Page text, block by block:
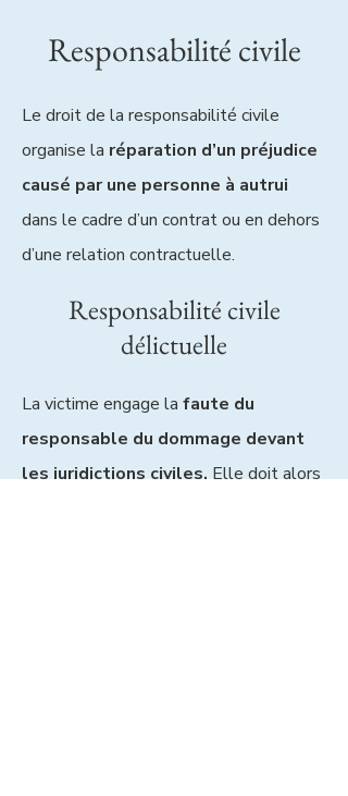
Responsabilité civile
Le droit de la responsabilité civile
organise la réparation d’un préjudice
causé par une personne à autrui
dans le cadre d’un contrat ou en dehors
d’une relation contractuelle.
Responsabilité civile
délictuelle
La victime engage la faute du
responsable du dommage devant
les juridictions civiles.Elle doit alors